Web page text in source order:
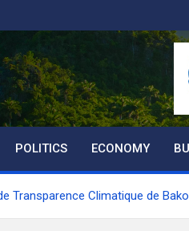
POLITICS ECONOMY
Transparence Climatique de